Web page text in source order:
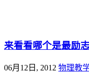
来看看哪个是最励
06月12日, 2012 物理教